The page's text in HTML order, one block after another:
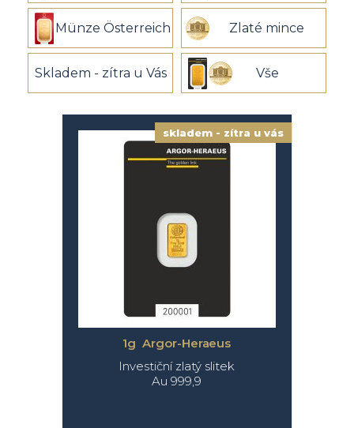
Münze Österreich Zlaté mince
Skladem - zítra u Vás Vše
skladem - zítra u vás
1g Argor-Heraeus
Investiční zlatý slitek
Au 999,9